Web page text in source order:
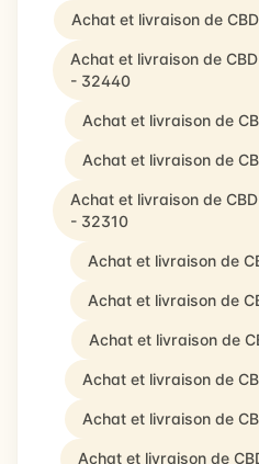
Achat et livraison de
Achat et livraison de
- 32440
Achat et livraison de
Achat et livraison de
Achat et livraison de
- 32310
Achat et livraison de
Achat et livraison de
Achat et livraison de
Achat et livraison de
Achat et livraison de
Achat et livraison de